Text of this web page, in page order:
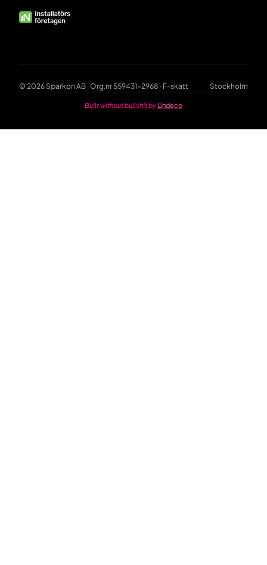
© 2026 Sparkon AB · Org.nr 559431-2968 · F-skatt Stockholm
Built without bullshit by Undeco